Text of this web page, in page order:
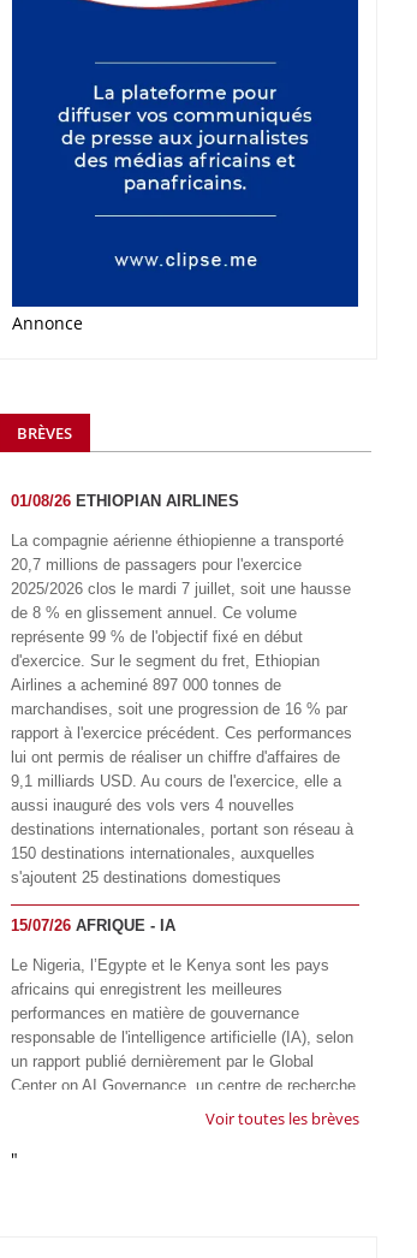
Annonce
BRÈVES
01/08/26 ETHIOPIAN AIRLINES
La compagnie aérienne éthiopienne a transporté
20,7 millions de passagers pour l'exercice
2025/2026 clos le mardi 7 juillet, soit une hausse
de 8 % en glissement annuel. Ce volume
représente 99 % de l'objectif fixé en début
d'exercice. Sur le segment du fret, Ethiopian
Airlines a acheminé 897 000 tonnes de
marchandises, soit une progression de 16 % par
rapport à l'exercice précédent. Ces performances
lui ont permis de réaliser un chiffre d'affaires de
9,1 milliards USD. Au cours de l'exercice, elle a
aussi inauguré des vols vers 4 nouvelles
destinations internationales, portant son réseau à
150 destinations internationales, auxquelles
s'ajoutent 25 destinations domestiques
15/07/26 AFRIQUE - IA
Le Nigeria, l’Egypte et le Kenya sont les pays
africains qui enregistrent les meilleures
performances en matière de gouvernance
responsable de l'intelligence artificielle (IA), selon
un rapport publié dernièrement par le Global
Center on AI Governance, un centre de recherche
basé en Afrique du Sud, qui œuvre à promouvoir
à l'échelle mondiale. Alors que l’IA transforme
Voir toutes les brèves
"